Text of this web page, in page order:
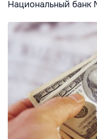
Национальный банк